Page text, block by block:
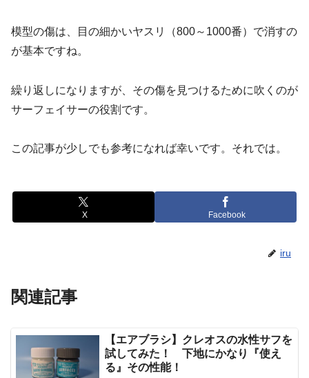
模型の傷は、目の細かいヤスリ（800～1000番）で消すの
が基本ですね。
繰り返しになりますが、その傷を見つけるために吹くのが
サーフェイサーの役割です。
この記事が少しでも参考になれば幸いです。それでは。
X Facebook
iru
関連記事
【エアブラシ】クレオスの水性サフを
試してみた！ 下地にかなり『使え
る』その性能！